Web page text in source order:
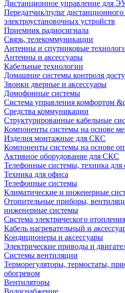
Дистанционное управление для
Передатчик/пульт
электроустановочных устройств
Приемник радиосигнала
Связь, телекоммуникации
Антенны и спутниковые
Антенны и аксессуары
Кабельные технологии
Домашние системы контроля
Звонки дверные и аксессуары
Домофонные системы
Система управления комфортом
Средства коммуникации
Структурированные кабельные
Компоненты системы на основе
Изделия монтажные для СКС
Компоненты системы на основе
Активное оборудование для СКС
Телефонные системы, техника для
Техника для офиса
Телефонные системы
Климатические и инженерные
Отопительные приборы,
инженерные системы
Система электрического отопления
Кабель нагревательный и
Кондиционеры и аксессуары
Электрические приводы и
Системы вентиляции
Терморегуляторы, термостаты,
обогревом
Вентиляторы
Водоснабжение